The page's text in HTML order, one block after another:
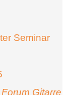
Seminar
Forum Gitarre